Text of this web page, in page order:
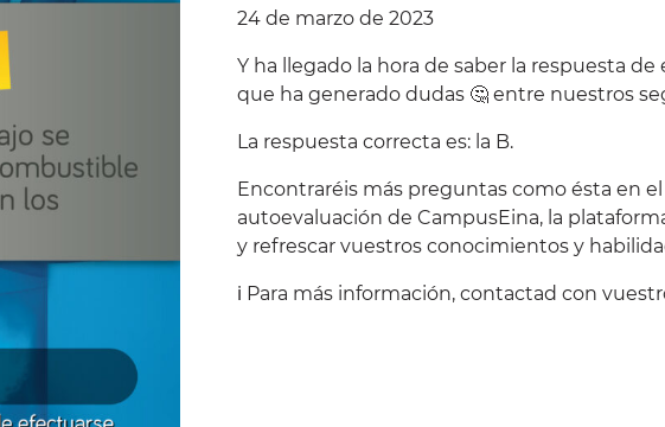
24 de marzo de 2023
Y ha llegado la hora de saber la respuesta
que ha generado dudas 🤔 entre nuestros
La respuesta correcta es: la B.
Encontraréis más preguntas como ésta en
autoevaluación de CampusEina, la
y refrescar vuestros conocimientos y
ℹ️ Para más información, contactad con